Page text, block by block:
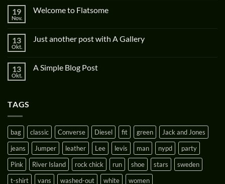
19
Nov.
Welcome to Flatsome
13
Okt.
Just another post with A Gallery
13
Okt.
A Simple Blog Post
TAGS
bag classic Converse Diesel fit green
Jack and Jones
jeans
Jumper leather Lee levis man nypd
party
Pink
River Island rock chick run shoe stars
sweden
t-shirt
vans washed-out white women